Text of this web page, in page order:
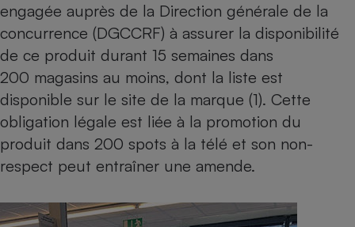
engagée auprès de la Direction générale de la
concurrence (DGCCRF) à assurer la disponibilité
de ce produit durant 15 semaines dans
200 magasins au moins, dont la liste est
disponible sur le site de la marque (1). Cette
obligation légale est liée à la promotion du
produit dans 200 spots à la télé et son non-
respect peut entraîner une amende.
Robot ménager